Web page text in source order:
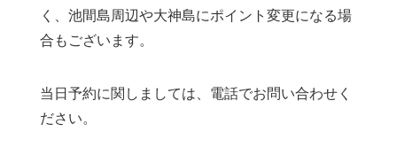
く、池間島周辺や大神島にポイント変更になる場
合もございます。
当日予約に関しましては、電話でお問い合わせく
ださい。